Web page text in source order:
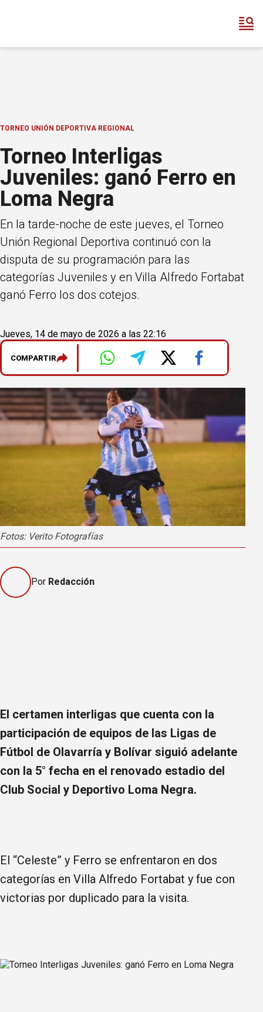
TORNEO UNIÓN DEPORTIVA REGIONAL
Torneo Interligas
Juveniles: ganó Ferro en
Loma Negra
En la tarde-noche de este jueves, el Torneo
Unión Regional Deportiva continuó con la
disputa de su programación para las
categorías Juveniles y en Villa Alfredo Fortabat
ganó Ferro los dos cotejos.
Jueves, 14 de mayo de 2026 a las 22:16
COMPARTIR
Fotos: Verito Fotografías
Por Redacción
El certamen interligas que cuenta con la
participación de equipos de las Ligas de
Fútbol de Olavarría y Bolívar siguió adelante
con la 5° fecha en el renovado estadio del
Club Social y Deportivo Loma Negra.
El “Celeste” y Ferro se enfrentaron en dos
categorías en Villa Alfredo Fortabat y fue con
victorias por duplicado para la visita.